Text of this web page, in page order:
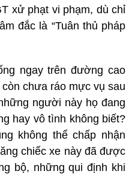
xử phạt vi phạm, dù chỉ
đắc là “Tuân thủ pháp
ngay trên đường cao
chưa ráo mực vụ sau
người này họ đang
hay vô tình không biết?
không thể chấp nhận
chiếc xe này đã được
bộ, những qui định khi